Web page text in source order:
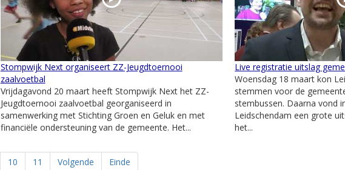
Stompwijk Next organiseert ZZ-Jeugdtoernooi
zaalvoetbal
Vrijdagavond 20 maart heeft Stompwijk Next het ZZ-
Jeugdtoernooi zaalvoetbal georganiseerd in
samenwerking met Stichting Groen en Geluk en met
financiële ondersteuning van de gemeente. Het...
Live registratie uitslag
Woensdag 18 maart kon
stemmen voor de
stembussen. Daarna vond
Leidschendam een grote
het...
10 11 Volgende Einde